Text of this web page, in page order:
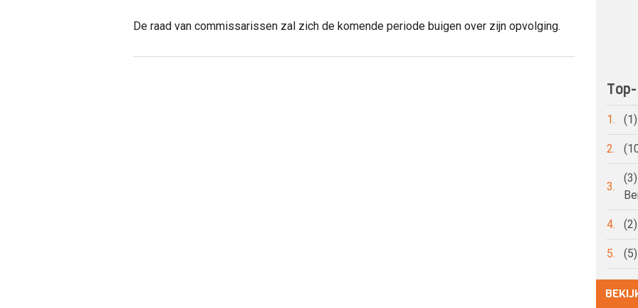
De raad van commissarissen zal zich de komende periode buigen over zijn opvolging.
1.
2.
3.
4.
5.